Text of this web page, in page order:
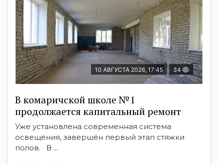
10 АВГУСТА 2026, 17:45 34
В комаричской школе №1
продолжается капитальный ремонт
Уже установлена современная система
освещения, завершён первый этап стяжки
полов. В ...